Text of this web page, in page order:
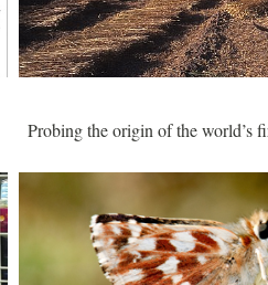
Probing the origin of the world’s